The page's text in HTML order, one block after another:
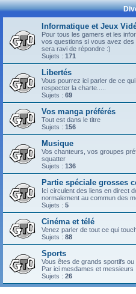
Informatique et Jeux
Pour tous les gamers et les
vos questions si vous avez
sera ravi de répondre :)
Sujets : 171
Libertés
Vous pourrez ici parler de ce
respecter la charte.....
Sujets : 69
Vos manga préférés
Tout est dans le titre
Sujets : 156
Musique
Vos chanteurs, vos groupes
squatter
Sujets : 136
Partie spéciale grosses
Ici circulent des liens en direct
normalement au commun des
Sujets : 5
Cinéma et télé
Venez parler de tout ce qui
Sujets : 88
Sports
Vous êtes de grands sportifs
Par ici mesdames et messieurs !
Sujets : 26